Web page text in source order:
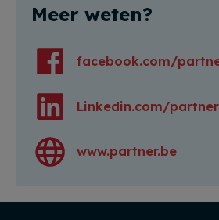
Meer weten?
facebook.com/
Linkedin.com/
www.partner.be